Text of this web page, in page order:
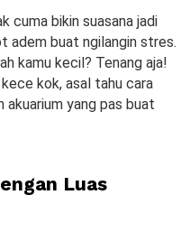
cuma bikin suasana jadi
adem buat ngilangin stres.
kamu kecil? Tenang aja!
kok, asal tahu cara
akuarium yang pas buat
Luas